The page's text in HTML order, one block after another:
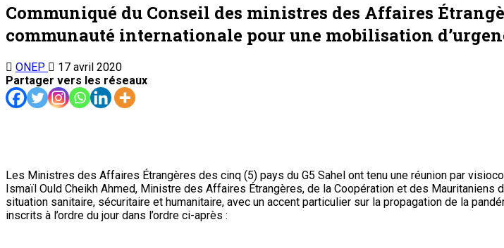
Communiqué du Conseil des ministres des Affaires
communauté internationale pour une mobilisation
ONEP
17 avril 2020
Partager vers les réseaux
Les Ministres des Affaires Étrangères des cinq (5) pays du G5 Sahel ont tenu une réunion par
Ismaïl Ould Cheikh Ahmed, Ministre des Affaires Étrangères, de la Coopération et des Mauritaniens
situation sanitaire, sécuritaire et humanitaire, avec un accent particulier sur la propagation de la
inscrits à l’ordre du jour dans l’ordre ci-après :